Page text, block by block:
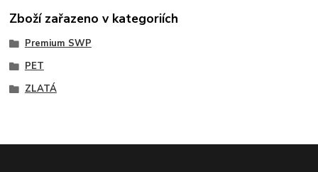
Zboží zařazeno v kategoriích
Premium SWP
PET
ZLATÁ